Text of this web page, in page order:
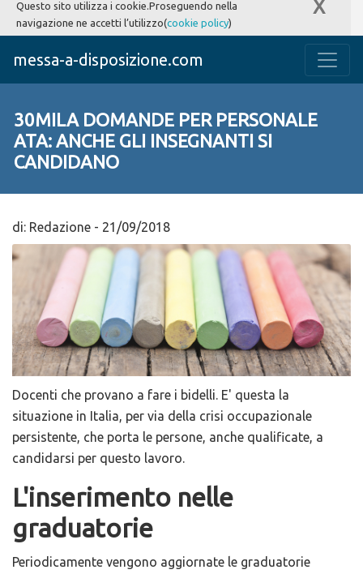
Questo sito utilizza i cookie.Proseguendo nella
navigazione ne accetti l’utilizzo(cookie policy)
X
messa-a-disposizione.com
30MILA DOMANDE PER PERSONALE
ATA: ANCHE GLI INSEGNANTI SI
CANDIDANO
di: Redazione - 21/09/2018
Docenti che provano a fare i bidelli. E' questa la
situazione in Italia, per via della crisi occupazionale
persistente, che porta le persone, anche qualificate, a
candidarsi per questo lavoro.
L'inserimento nelle
graduatorie
Periodicamente vengono aggiornate le graduatorie